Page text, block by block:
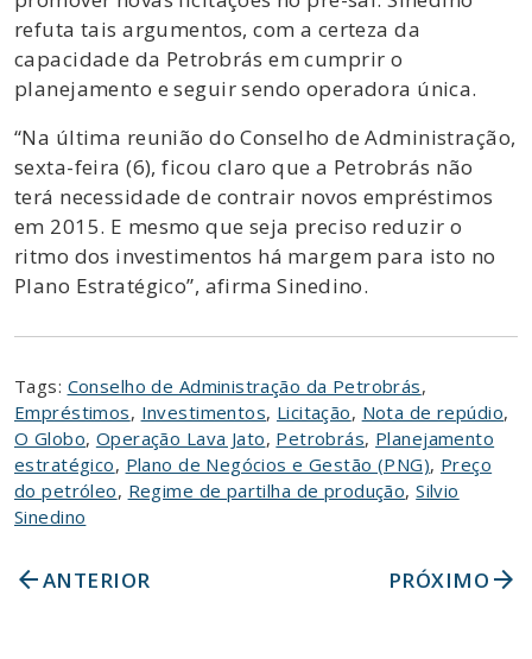
refuta tais argumentos, com a certeza da
capacidade da Petrobrás em cumprir o
planejamento e seguir sendo operadora única.
“Na última reunião do Conselho de Administração,
sexta-feira (6), ficou claro que a Petrobrás não
terá necessidade de contrair novos empréstimos
em 2015. E mesmo que seja preciso reduzir o
ritmo dos investimentos há margem para isto no
Plano Estratégico”, afirma Sinedino.
Tags: Conselho de Administração da Petrobrás,
Empréstimos, Investimentos, Licitação, Nota de repúdio,
O Globo, Operação Lava Jato, Petrobrás, Planejamento
estratégico, Plano de Negócios e Gestão (PNG), Preço
do petróleo, Regime de partilha de produção,Silvio
Sinedino
arrow_backANTERIOR PRÓXIMO arrow_forward